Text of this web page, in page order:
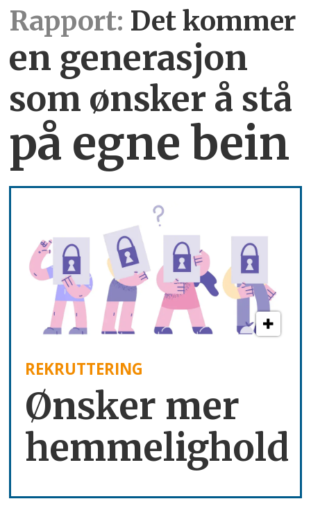
Rapport: Det kommer
en generasjon
som ønsker å stå
på egne bein
REKRUTTERING
Ønsker mer
hemmelighold